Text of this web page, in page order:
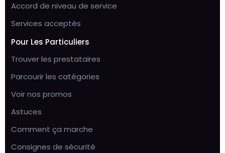
Accord de niveau de service
Services acceptés
Pour Les Particuliers
Trouver les prestataires
Parcourir les catégories
Voir nos promos
Astuces
Comment ça marche
Consignes de sécurité